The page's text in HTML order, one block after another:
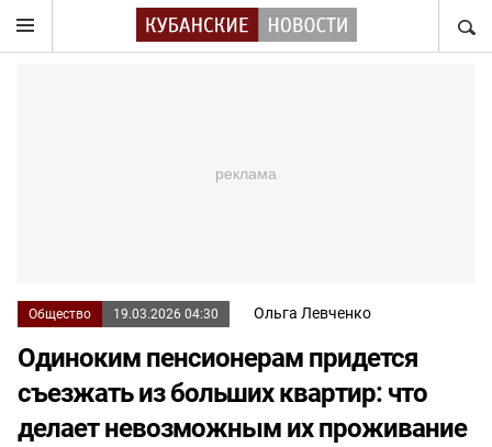
Общество 19.03.2026 04:30 Ольга Левченко
Одиноким пенсионерам придется
съезжать из больших квартир: что
делает невозможным их проживание